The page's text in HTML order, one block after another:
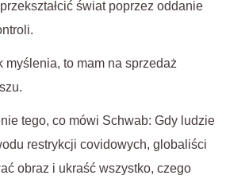
świat poprzez oddanie
myślenia, to mam na sprzedaż
tego, co mówi Schwab: Gdy ludzie
restrykcji covidowych, globaliści
obraz i ukraść wszystko, czego